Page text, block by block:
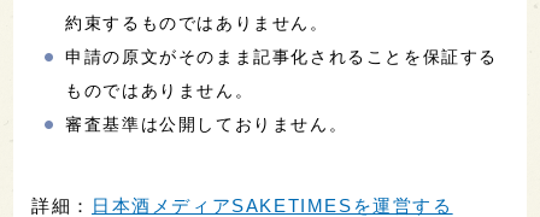
約束するものではありません。
申請の原文がそのまま記事化されることを保証する
ものではありません。
審査基準は公開しておりません。
詳細： 日本酒メディアSAKETIMESを運営する